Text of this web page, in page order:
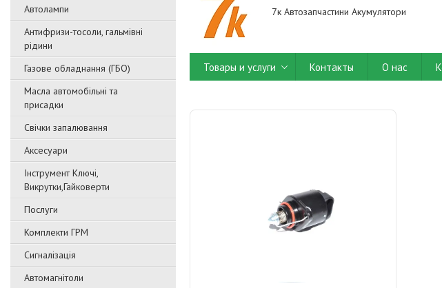
Автолампи
Антифризи-тосоли, гальмівні
рідини
Газове обладнання (ГБО)
Масла автомобільні та
присадки
Свічки запалювання
Аксесуари
Інструмент Ключі,
Викрутки,Гайковерти
Послуги
Комплекти ГРМ
Сигналізація
Автомагнітоли
7к Автозапчастини Акумулятори
Товары и услуги Контакты О нас